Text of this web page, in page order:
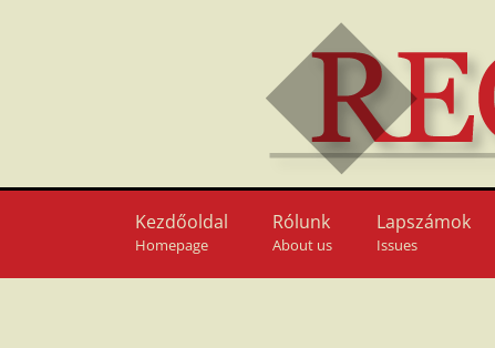
Kezdőoldal
Homepage
Rólunk
About us
Lapszámok
Issues